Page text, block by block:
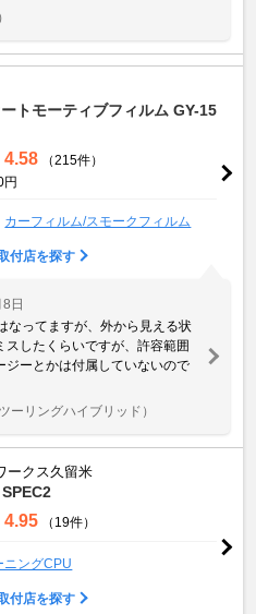
トモーティブフィルム GY-15
4.58
（215件）
円
カーフィルム/スモークフィルム
付店を探す
日
なってますが、外から見える状
したくらいですが、許容範囲
ジーとかは付属していないので
ーリングハイブリッド）
ークス久留米
4.95 （19件）
ニングCPU
付店を探す